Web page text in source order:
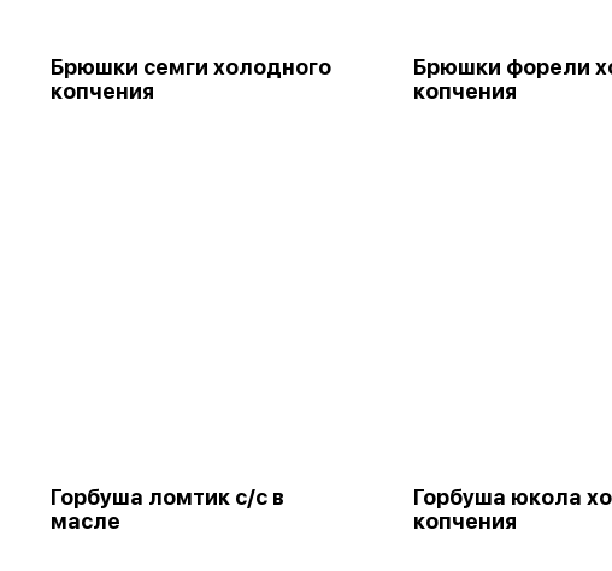
Брюшки семги холодного
копчения
Брюшки форели
копчения
Горбуша ломтик с/с в
масле
Горбуша юкола
копчения